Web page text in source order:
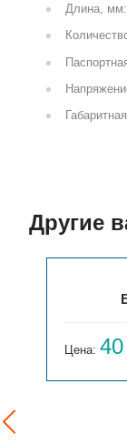
Длина, мм:
Другие
Цена: